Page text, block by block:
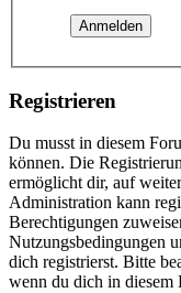
Registrieren
Du musst in diesem
können. Die
ermöglicht dir, auf
Administration kann
Berechtigungen
Nutzungsbedingungen
dich registrierst. Bitte
wenn du dich in diesem